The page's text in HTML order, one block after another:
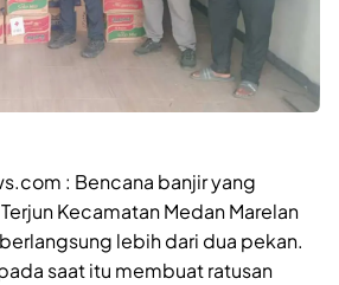
: Bencana banjir yang
Kecamatan Medan Marelan
lebih dari dua pekan.
saat itu membuat ratusan